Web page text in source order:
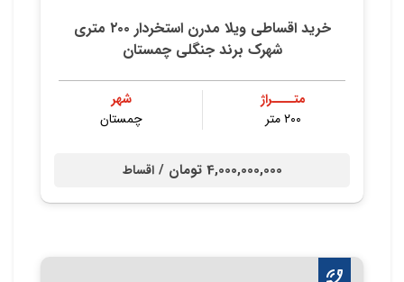
خرید اقساطی ویلا مدرن استخردار ۲۰۰ متری
شهرک برند جنگلی چمستان
متــــراژ
۲۰۰ متر
شهر
چمستان
4,000,000,000 تومان / اقساط